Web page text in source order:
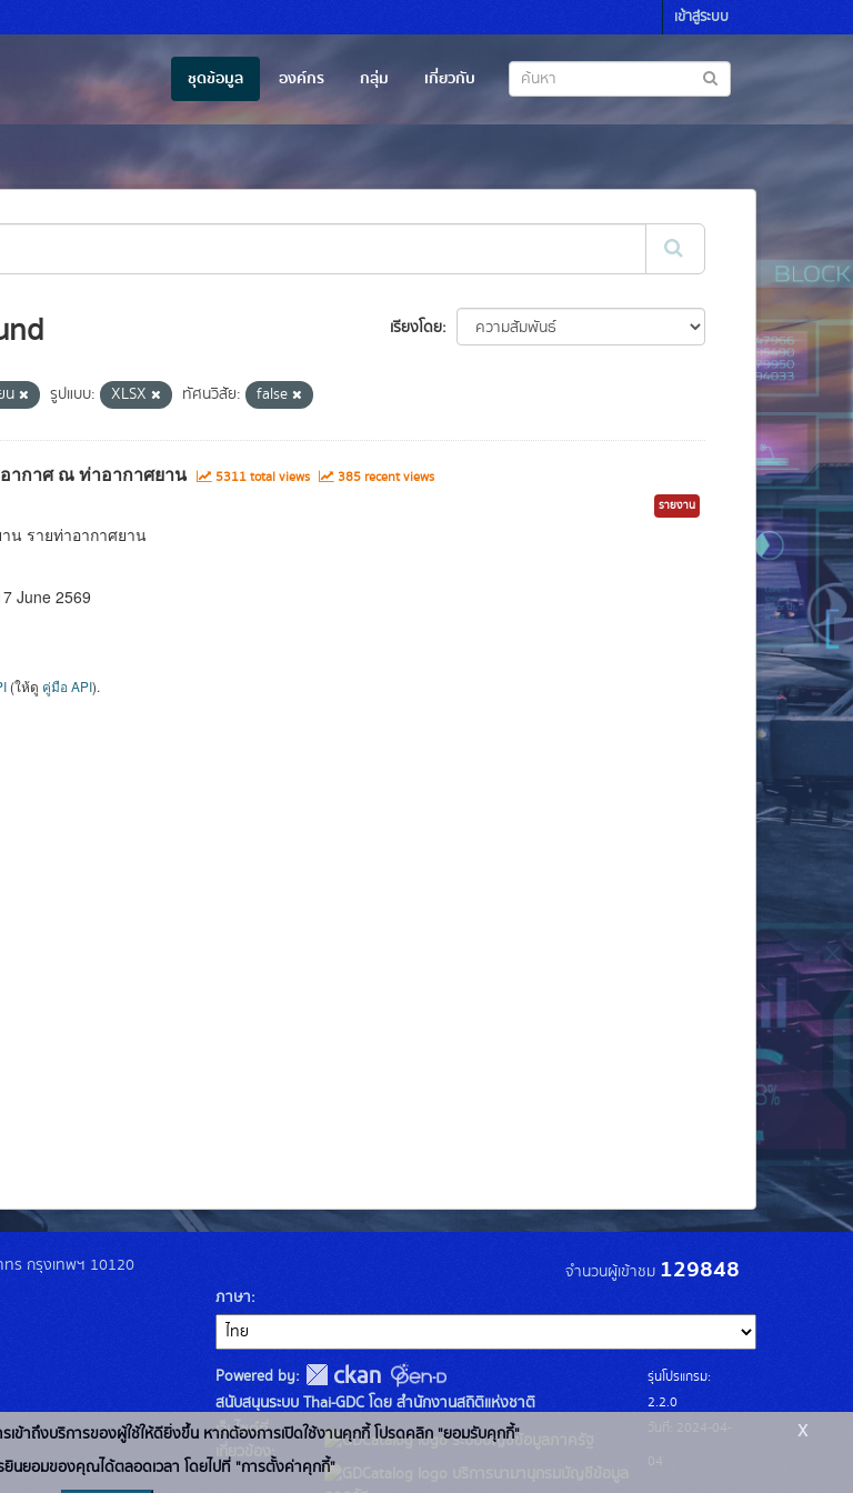
เข้าสู่ระบบ
ชุดข้อมูล องค์กร กลุ่ม เกี่ยวกับ
เรียงโดย
น รูปแบบ: XLSX ทัศนวิสัย: false
ากาศ ณ ท่าอากาศยาน 5311 total views 385 recent views
รายงาน
น รายท่าอากาศยาน
June 2569
(ให้ดู คู่มือ API).
ร กรุงเทพฯ 10120
จำนวนผู้เข้าชม 129848
ภาษา
Powered by:
สนับสนุนระบบ Thai-GDC โดย สำนักงานสถิติแห่งชาติ
เว็บไซต์ที่
เกี่ยวข้อง:
ระบบบัญชีข้อมูลภาครัฐ
รุ่นโปรแกรม:
2.2.0
วันที่: 2024-04-
04
เข้าถึงบริการของผู้ใช้ให้ดียิ่งขึ้น หากต้องการเปิดใช้งานคุกกี้ โปรดคลิก "ยอมรับคุกกี้"
นยอมของคุณได้ตลอดเวลา โดยไปที่ "การตั้งค่าคุกกี้"
x